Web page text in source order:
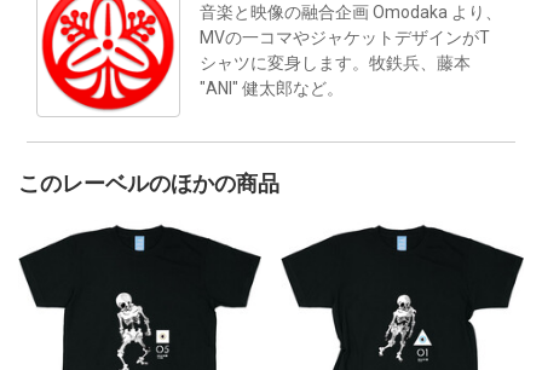
音楽と映像の融合企画 Omodaka より、
MVの一コマやジャケットデザインがT
シャツに変身します。牧鉄兵、藤本
"ANI" 健太郎など。
このレーベルのほかの商品